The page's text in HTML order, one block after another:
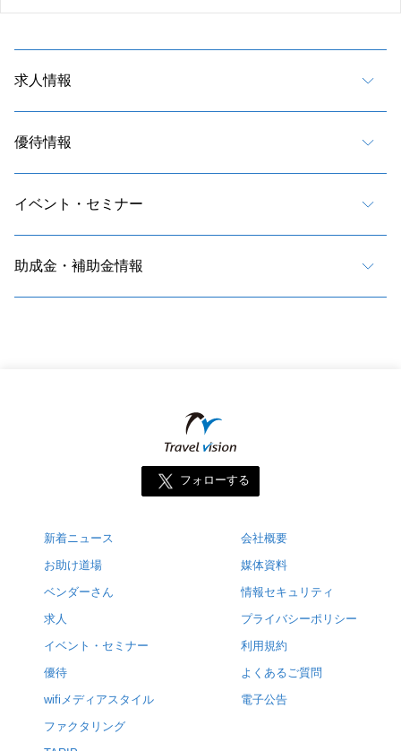
求人情報
優待情報
イベント・セミナー
助成金・補助金情報
フォローする
新着ニュース
お助け道場
ベンダーさん
求人
イベント・セミナー
優待
wifiメディアスタイル
ファクタリング
会社概要
媒体資料
情報セキュリティ
プライバシーポリシー
利用規約
よくあるご質問
電子公告